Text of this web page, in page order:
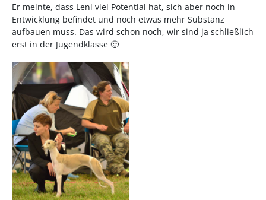
Er meinte, dass Leni viel Potential hat, sich aber noch in
Entwicklung befindet und noch etwas mehr Substanz
aufbauen muss. Das wird schon noch, wir sind ja schließlich
erst in der Jugendklasse 🙂